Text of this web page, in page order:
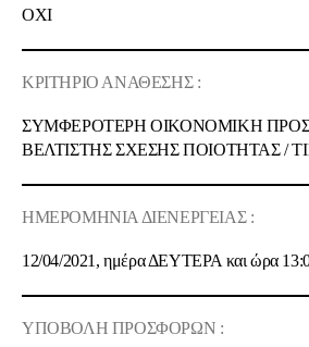
OXI
ΚΡΙΤΗΡΙΟ ΑΝΑΘΕΣΗΣ :
ΣΥΜΦΕΡΟΤΕΡΗ ΟΙΚΟΝΟΜΙΚΗ
ΒΕΛΤΙΣΤΗΣ ΣΧΕΣΗΣ ΠΟΙOΤΗΤΑΣ /
ΗΜΕΡΟΜΗΝΙΑ ΔΙΕΝΕΡΓΕΙΑΣ :
12/04/2021 , ημέραΔΕΥΤΕΡΑ και ώρα
ΥΠΟΒΟΛΗ ΠΡΟΣΦΟΡΩΝ :